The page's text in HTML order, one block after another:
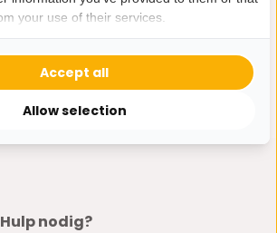
Hulp nodig?
your use of their services.
Allow selection
Accept all